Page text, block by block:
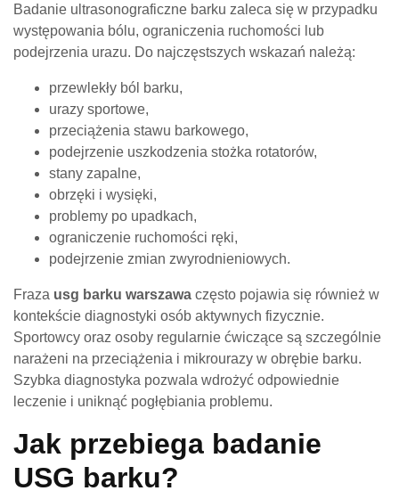
Badanie ultrasonograficzne barku zaleca się w przypadku
występowania bólu, ograniczenia ruchomości lub
podejrzenia urazu. Do najczęstszych wskazań należą:
przewlekły ból barku,
urazy sportowe,
przeciążenia stawu barkowego,
podejrzenie uszkodzenia stożka rotatorów,
stany zapalne,
obrzęki i wysięki,
problemy po upadkach,
ograniczenie ruchomości ręki,
podejrzenie zmian zwyrodnieniowych.
Fraza usg barku warszawa często pojawia się również w
kontekście diagnostyki osób aktywnych fizycznie.
Sportowcy oraz osoby regularnie ćwiczące są szczególnie
narażeni na przeciążenia i mikrourazy w obrębie barku.
Szybka diagnostyka pozwala wdrożyć odpowiednie
leczenie i uniknąć pogłębiania problemu.
Jak przebiega badanie
USG barku?